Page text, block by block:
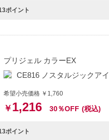
ポイント
プリジェル カラーEX
CE816 ノスタルジックア
希望小売価格 ￥1,760
￥ 1,216 30％OFF (税込)
ポイント